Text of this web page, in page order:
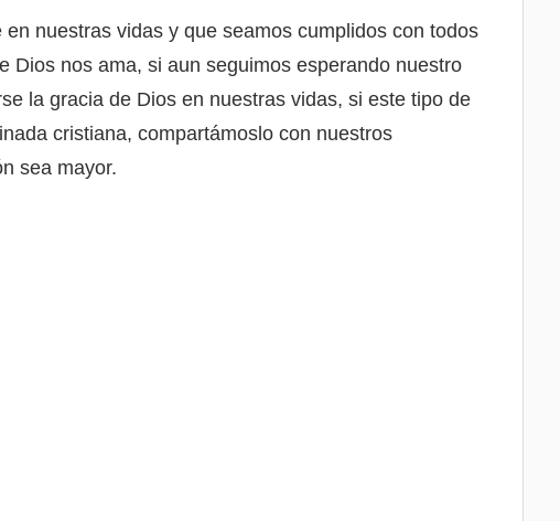
nuestras vidas y que seamos cumplidos con todos
Dios nos ama, si aun seguimos esperando nuestro
la gracia de Dios en nuestras vidas, si este tipo de
cristiana, compartámoslo con nuestros
sea mayor.